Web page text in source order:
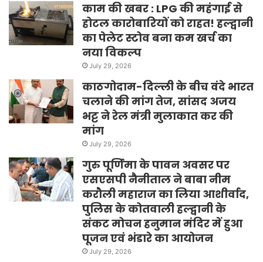
काम की खबर : LPG की महंगाई से
होटल कारोबारियों को राहत! हल्द्वानी
का पेलेट स्टोव बना कम खर्च का
नया विकल्प
July 29, 2026
काठगोदाम-दिल्ली के बीच वंदे भारत
चलाने की मांग तेज, सांसद अजय
भट्ट ने रेल मंत्री मुलाकात कर की
मांग
July 29, 2026
गुरु पूर्णिमा के पावन अवसर पर
एसएसपी नैनीताल ने बाबा नीम
करौली महाराज का लिया आशीर्वाद,
पुलिस के कोतवाली हल्द्वानी के
संकट मोचन हनुमान मंदिर में हुआ
पूजन एवं भंडारे का आयोजन
July 29, 2026